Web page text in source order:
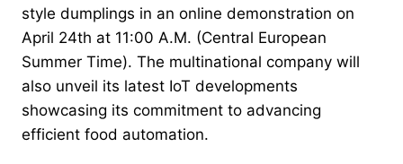
style dumplings in an online demonstration on
April 24th at 11:00 A.M. (Central European
Summer Time). The multinational company will
also unveil its latest IoT developments
showcasing its commitment to advancing
efficient food automation.